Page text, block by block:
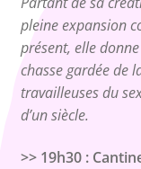
pleine expansion
présent, elle
chasse gardée de
travailleuses du
d’un siècle.
>> 19h30 :